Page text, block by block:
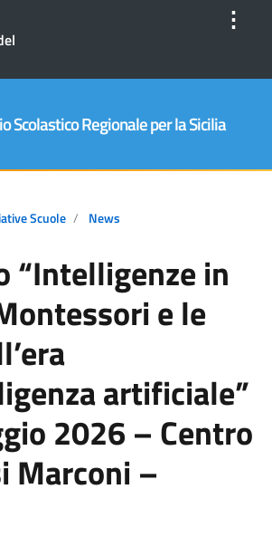
⋮
Scolastico Regionale per la Sicilia
Scuole News
“Intelligenze in
e le
artificiale”
2026 – Centro
Marconi –